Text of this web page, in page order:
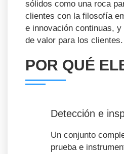
sólidos como una roca
clientes con la filosofía
e innovación continuas,
de valor para los clientes.
POR QUÉ
Detección e
Un conjunto
prueba e